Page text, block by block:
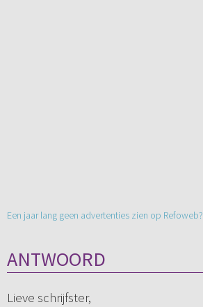
Een jaar lang geen advertenties zien op Refoweb?
ANTWOORD
Lieve schrijfster,